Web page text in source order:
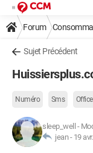
Forum
Sujet Précédent
Numéro Sms Office
sleep_well -
jean - 19